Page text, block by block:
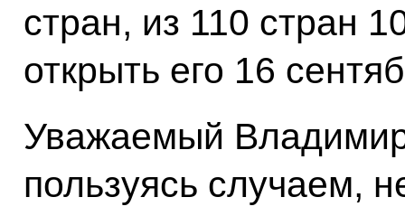
стран, из 110 стран
открыть его 16
Уважаемый
пользуясь случаем,